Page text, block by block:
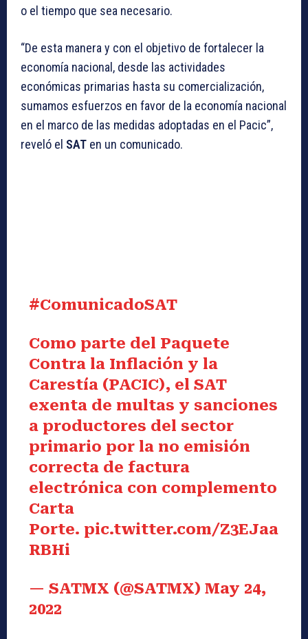
o el tiempo que sea necesario.
“De esta manera y con el objetivo de fortalecer la
economía nacional, desde las actividades
económicas primarias hasta su comercialización,
sumamos esfuerzos en favor de la economía nacional
en el marco de las medidas adoptadas en el Pacic”,
reveló el SAT en un comunicado.
#ComunicadoSAT
Como parte del Paquete
Contra la Inflación y la
Carestía (PACIC), el SAT
exenta de multas y sanciones
a productores del sector
primario por la no emisión
correcta de factura
electrónica con complemento
Carta
Porte. pic.twitter.com/Z3EJaa
RBHi
— SATMX (@SATMX) May 24,
2022